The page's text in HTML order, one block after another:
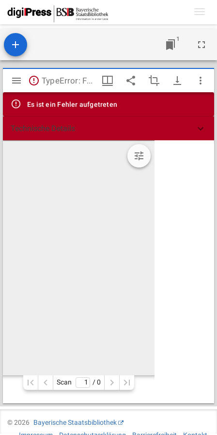
1
Mirador
Viewer
TypeError: Failed to fetch
Es ist ein Fehler aufgetreten
Technische Details
Scan / 0
©2026
Bayerische Staatsbibliothek